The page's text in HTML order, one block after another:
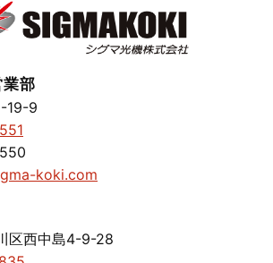
部
19-9
koki.com
区西中島4-9-28